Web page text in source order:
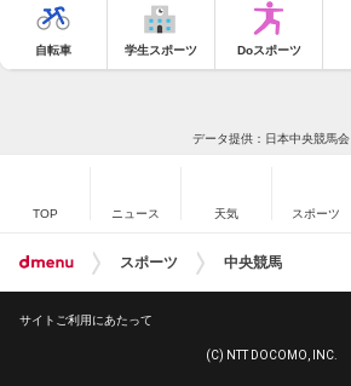
自転車 学生スポーツ Doスポーツ
データ提供：日本中央競馬会
TOP ニュース 天気 スポーツ
スポーツ 中央競馬
サイトご利用にあたって
(C) NTT DOCOMO, INC.